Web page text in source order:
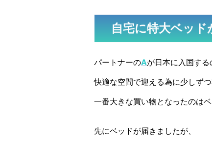
自宅に特大ベッド
パートナーのAが日本に入国する
快適な空間で迎える為に少しず
一番大きな買い物となったのはベ
先にベッドが届きましたが、